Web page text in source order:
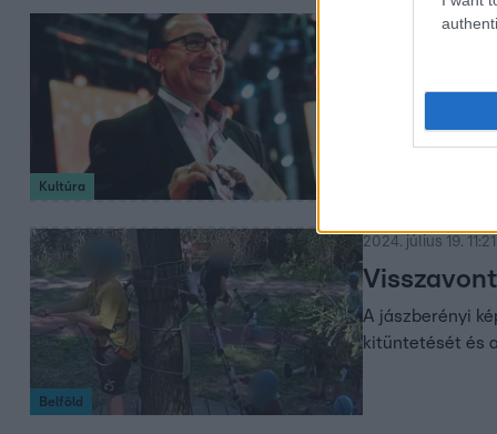
Kultúra
2024. augusztus 16.
Fásy Ádámnak
Belföld
2024. július 19. 11:21
A jászberényi
kitüntetését és